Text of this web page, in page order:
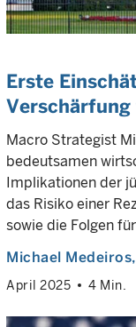
Erste
Verschärfung
Macro Strategist
bedeutsamen
Implikationen der
das Risiko einer
sowie die Folgen
Michael Medeiros
April 2025 4 Min.